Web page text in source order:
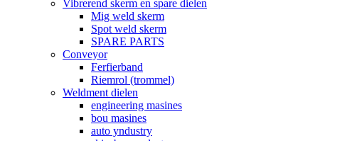
Vibrerend skerm en spare dielen
Mig weld skerm
Spot weld skerm
SPARE PARTS
Conveyor
Ferfierband
Riemrol (trommel)
Weldment dielen
engineering masines
bou masines
auto yndustry